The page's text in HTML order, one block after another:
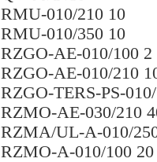
RMU-010/210 10
RMU-010/350 10
RZGO-AE-010/100 2
RZGO-AE-010/210
RZGO-TERS-PS-
RZMO-AE-030/210
RZMA/UL-A-010/
RZMO-A-010/100 20